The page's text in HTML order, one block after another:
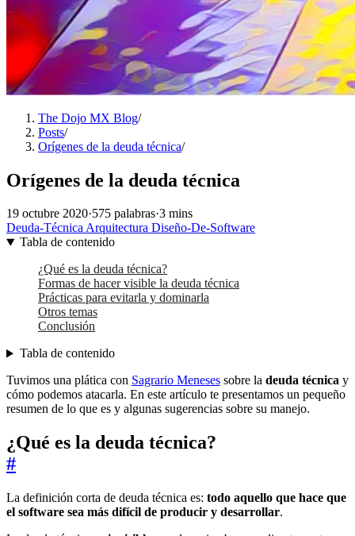
The Dojo MX Blog/
Posts/
Orígenes de la deuda técnica/
Orígenes de la deuda técnica
19 octubre 2020·575 palabras·3 mins
Deuda-TécnicaArquitectura Diseño-De-Software
Tabla de contenido
¿Qué es la deuda técnica?
Formas de hacer visible la deuda técnica
Prácticas para evitarla y dominarla
Otros temas
Conclusión
Tabla de contenido
Tuvimos una plática con Sagrario Meneses sobre la deuda técnica y
cómo podemos atacarla. En este artículo te presentamos un pequeño
resumen de lo que es y algunas sugerencias sobre su manejo.
¿Qué es la deuda técnica?
#
La definición corta de deuda técnica es: todo aquello que hace que
el software sea más difícil de producir y desarrollar.